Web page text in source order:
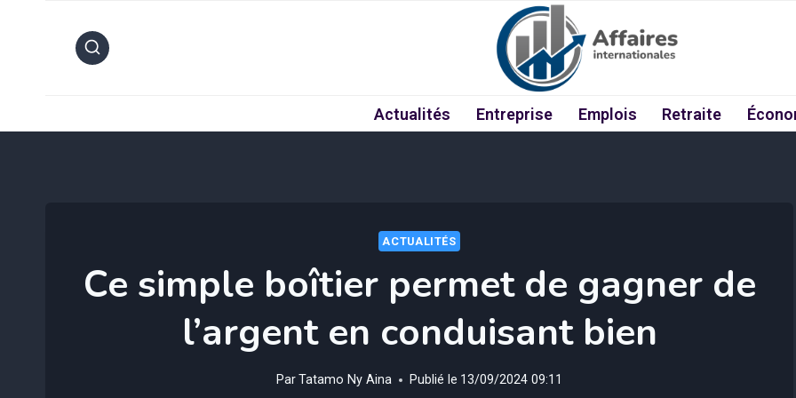
Actualités Entreprise Emplois Retraite
ACTUALITÉS
Ce simple boîtier permet de gagner de
l’argent en conduisant bien
ParTatamo Ny Aina Publié le 13/09/2024 09:11